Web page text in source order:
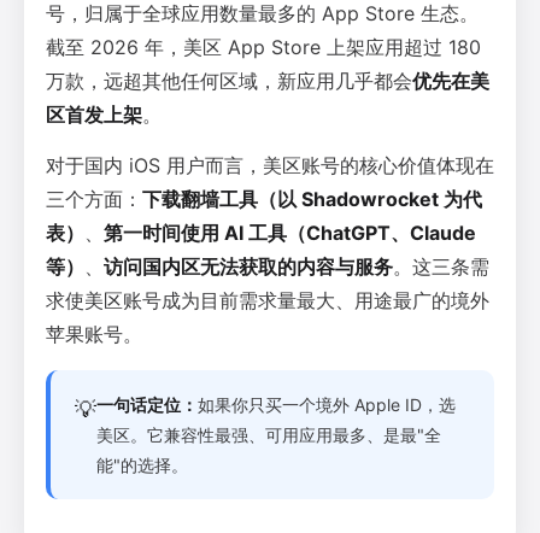
号，归属于全球应用数量最多的 App Store 生态。
截至 2026 年，美区 App Store 上架应用超过 180
万款，远超其他任何区域，新应用几乎都会优先在美
区首发上架。
对于国内 iOS 用户而言，美区账号的核心价值体现在
三个方面： 下载翻墙工具（以 Shadowrocket 为代
表） 、 第一时间使用 AI 工具（ChatGPT、Claude
等） 、 访问国内区无法获取的内容与服务。这三条需
求使美区账号成为目前需求量最大、用途最广的境外
苹果账号。
💡一句话定位： 如果你只买一个境外 Apple ID，选
美区。它兼容性最强、可用应用最多、是最"全
能"的选择。